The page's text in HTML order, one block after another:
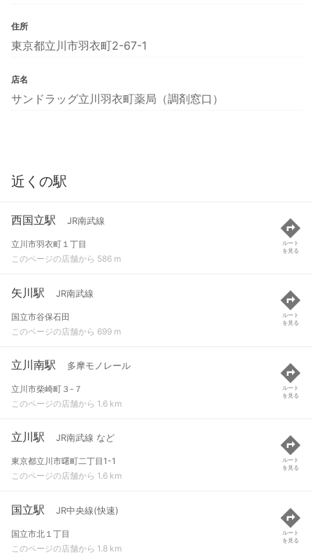
住所
東京都立川市羽衣町2-67-1
店名
サンドラッグ立川羽衣町薬局（調剤窓口）
近くの駅
西国立駅 JR南武線
立川市羽衣町１丁目
このページの店舗から 586 m
ルート
を見る
矢川駅 JR南武線
国立市谷保石田
このページの店舗から 699 m
ルート
を見る
立川南駅 多摩モノレール
立川市柴崎町３-７
このページの店舗から 1.6 km
ルート
を見る
立川駅 JR南武線 など
東京都立川市曙町二丁目1-1
このページの店舗から 1.6 km
ルート
を見る
国立駅 JR中央線(快速)
国立市北１丁目
このページの店舗から 1.8 km
ルート
を見る